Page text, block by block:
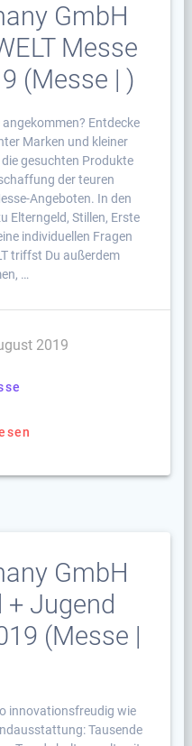
GmbH
Messe
(Messe | )
Entdecke
Marken und kleiner
gesuchten Produkte
der teuren
Angeboten. In den
Elterngeld, Stillen, Erste
individuellen Fragen
triffst Du außerdem
…
2019
GmbH
+ Jugend
(Messe |
innovationsfreudig wie
Tausende